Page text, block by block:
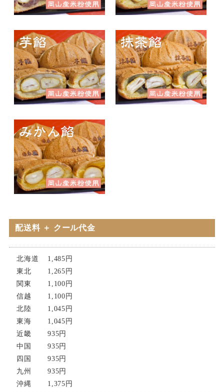
配送料 ＋ クール代金
北海道
1,485円
東北
1,265円
関東
1,100円
信越
1,100円
北陸
1,045円
東海
1,045円
近畿
935円
中国
935円
四国
935円
九州
935円
沖縄
1,375円